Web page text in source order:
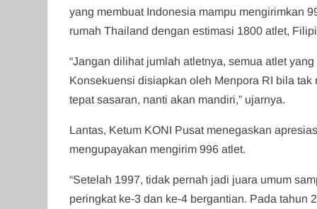
yang membuat Indonesia mampu mengirimkan
rumah Thailand dengan estimasi 1800 atlet,
“Jangan dilihat jumlah atletnya, semua atlet
Konsekuensi disiapkan oleh Menpora RI bila
tepat sasaran, nanti akan mandiri,” ujarnya.
Lantas, Ketum KONI Pusat menegaskan
mengupayakan mengirim 996 atlet.
“Setelah 1997, tidak pernah jadi juara umum
peringkat ke-3 dan ke-4 bergantian. Pada tahun